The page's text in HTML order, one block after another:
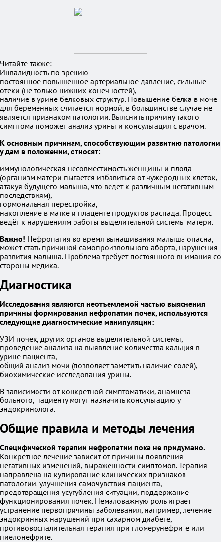
Читайте также:
Инвалидность по зрению
постоянное повышенное артериальное давление, сильные
отёки (не только нижних конечностей),
наличие в урине белковых структур. Повышение белка в моче
для беременных считается нормой, в большинстве случае не
является признаком патологии. Выяснить причину такого
симптома поможет анализ урины и консультация с врачом.
К основным причинам, способствующим развитию патологии
у дам в положении, относят:
иммунологическая несовместимость женщины и плода
(организм матери пытается избавиться от чужеродных клеток,
атакуя будущего малыша, что ведёт к различным негативным
последствиям),
гормональная перестройка,
накопление в матке и плаценте продуктов распада. Процесс
ведёт к нарушениям работы выделительной системы матери.
Важно! Нефропатия во время вынашивания малыша опасна,
может стать причиной самопроизвольного аборта, нарушения
развития малыша. Проблема требует постоянного внимания со
стороны медика.
Диагностика
Исследования являются неотъемлемой частью выяснения
причины формирования нефропатии почек, используются
следующие диагностические манипуляции:
УЗИ почек, других органов выделительной системы,
проведение анализа на выявление количества кальция в
урине пациента,
общий анализ мочи (позволяет заметить наличие солей),
биохимические исследования урины.
В зависимости от конкретной симптоматики, анамнеза
больного, пациенту могут назначить консультацию у
эндокринолога.
Общие правила и методы лечения
Специфической терапии нефропатии пока не придумано.
Конкретное лечение зависит от причины появления
негативных изменений, выраженности симптомов. Терапия
направлена на купирование клинических признаков
патологии, улучшения самочувствия пациента,
предотвращения усугубления ситуации, поддержание
функционирования почек. Немаловажную роль играет
устранение первопричины заболевания, например, лечение
эндокринных нарушений при сахарном диабете,
противовоспалительная терапия при гломерунефрите или
пиелонефрите.